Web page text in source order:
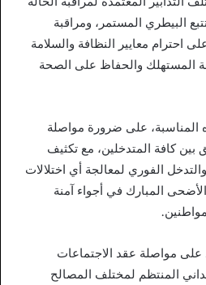
البيطري المستمر، ومراقبة
احترام معايير النظافة والسلامة
المستهلك والحفاظ على الصحة
المناسبة، على ضرورة مواصلة
بين كافة المتدخلين، مع تكثيف
الفوري لمعالجة أي اختلالات
المبارك في أجواء آمنة
على مواصلة عقد الاجتماعات
المنتظم لمختلف المصالح